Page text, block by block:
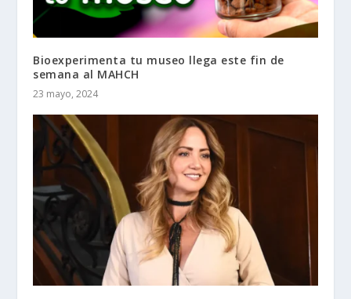
Bioexperimenta tu museo llega este fin de
semana al MAHCH
23 mayo, 2024